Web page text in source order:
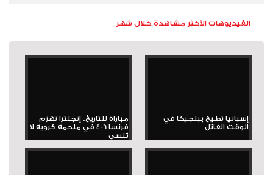
الفيديوهات الأكثر مشاهدة خلال شهر
إسبانيا تطيح ببلجيكا في
الوقت القاتل
مباراة للتاريخ.. إنجلترا تهزم
فرنسا 6-4 في ملحمة كروية لا
تُنسى